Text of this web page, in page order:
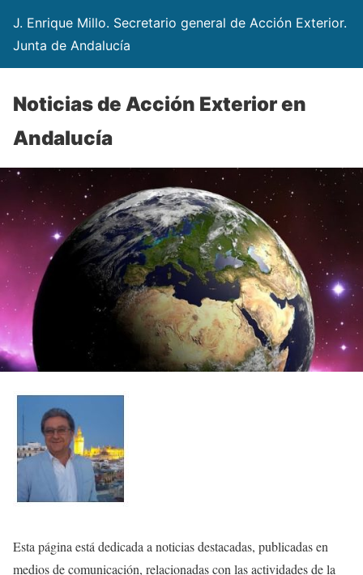
J. Enrique Millo. Secretario general de Acción Exterior.
Junta de Andalucía
Noticias de Acción Exterior en
Andalucía
Esta página está dedicada a noticias destacadas, publicadas en
medios de comunicación, relacionadas con las actividades de la